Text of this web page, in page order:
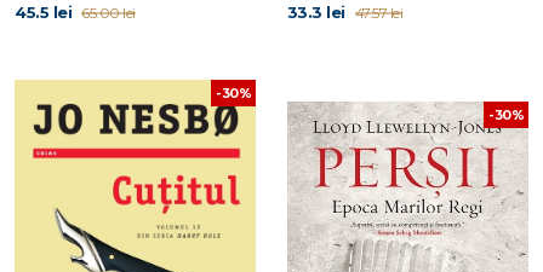
45.5 lei 65.00 lei 33.3 lei 47.57 lei
-30%
-30%